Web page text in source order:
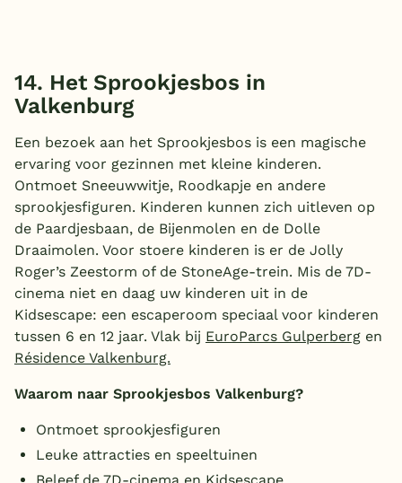
14. Het Sprookjesbos in
Valkenburg
Een bezoek aan het Sprookjesbos is een magische
ervaring voor gezinnen met kleine kinderen.
Ontmoet Sneeuwwitje, Roodkapje en andere
sprookjesfiguren. Kinderen kunnen zich uitleven op
de Paardjesbaan, de Bijenmolen en de Dolle
Draaimolen. Voor stoere kinderen is er de Jolly
Roger’s Zeestorm of de StoneAge-trein. Mis de 7D-
cinema niet en daag uw kinderen uit in de
Kidsescape: een escaperoom speciaal voor kinderen
tussen 6 en 12 jaar. Vlak bij EuroParcs Gulperberg en
Résidence Valkenburg.
Waarom naar Sprookjesbos Valkenburg?
Ontmoet sprookjesfiguren
Leuke attracties en speeltuinen